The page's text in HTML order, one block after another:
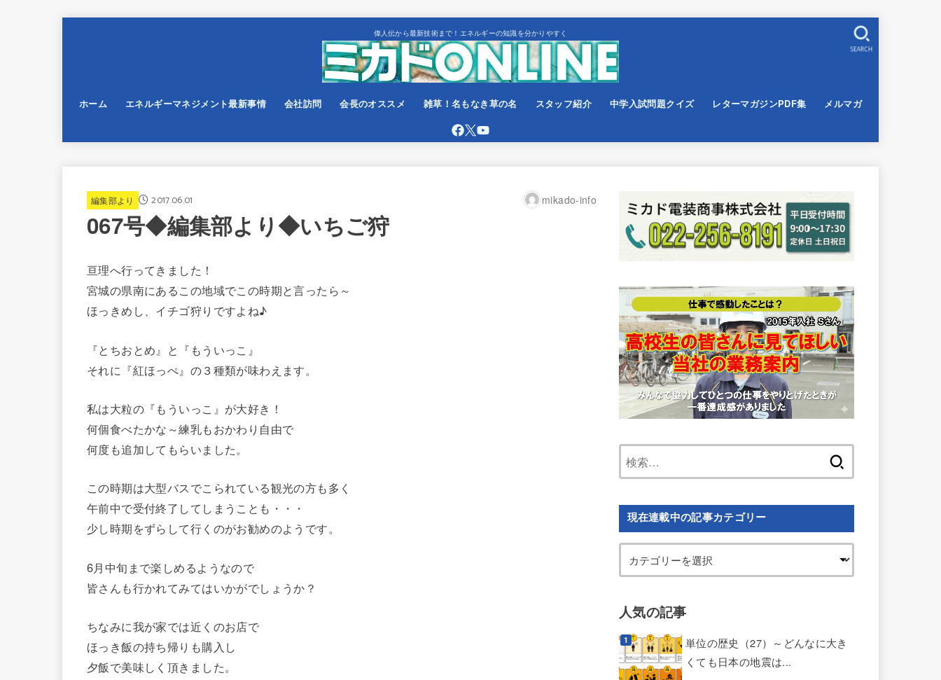
偉人伝から最新技術まで！エネルギーの知識を分かりやすく
ホーム エネルギーマネジメント最新事情 会社訪問 会長のオススメ 雑草！名もなき草の名 スタッフ紹介 中学入試問題クイズ レターマガジンPDF集 メルマガ
SEARCH
編集部より 2017.06.01 mikado-info
067号◆編集部より◆いちご狩
亘理へ行ってきました！
宮城の県南にあるこの地域でこの時期と言ったら～
ほっきめし、イチゴ狩りですよね♪
『とちおとめ』と『もういっこ』
それに『紅ほっぺ』の３種類が味わえます。
私は大粒の『もういっこ』が大好き！
何個食べたかな～練乳もおかわり自由で
何度も追加してもらいました。
この時期は大型バスでこられている観光の方も多く
午前中で受付終了してしまうことも・・・
少し時期をずらして行くのがお勧めのようです。
6月中旬まで楽しめるようなので
皆さんも行かれてみてはいかがでしょうか？
ちなみに我が家では近くのお店で
ほっき飯の持ち帰りも購入し
夕飯で美味しく頂きました。
現在連載中の記事カテゴリー
人気の記事
単位の歴史（27）～どんなに大き
くても日本の地震は...